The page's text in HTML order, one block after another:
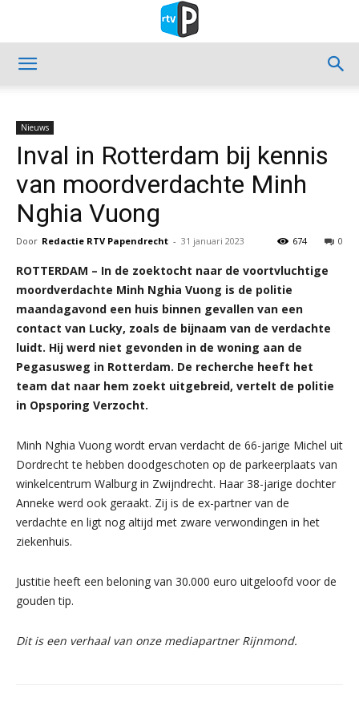
Nieuws
Inval in Rotterdam bij kennis
van moordverdachte Minh
Nghia Vuong
Door Redactie RTV Papendrecht - 31 januari 2023 0
674
ROTTERDAM – In de zoektocht naar de voortvluchtige
moordverdachte Minh Nghia Vuong is de politie
maandagavond een huis binnen gevallen van een
contact van Lucky, zoals de bijnaam van de verdachte
luidt. Hij werd niet gevonden in de woning aan de
Pegasusweg in Rotterdam. De recherche heeft het
team dat naar hem zoekt uitgebreid, vertelt de politie
in Opsporing Verzocht.
Minh Nghia Vuong wordt ervan verdacht de 66-jarige Michel uit
Dordrecht te hebben doodgeschoten op de parkeerplaats van
winkelcentrum Walburg in Zwijndrecht. Haar 38-jarige dochter
Anneke werd ook geraakt. Zij is de ex-partner van de
verdachte en ligt nog altijd met zware verwondingen in het
ziekenhuis.
Justitie heeft een beloning van 30.000 euro uitgeloofd voor de
gouden tip.
Dit is een verhaal van onze mediapartner Rijnmond.